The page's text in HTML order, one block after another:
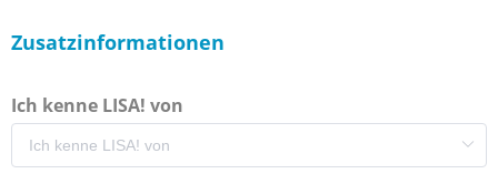
Zusatzinformationen
Ich kenne LISA! von